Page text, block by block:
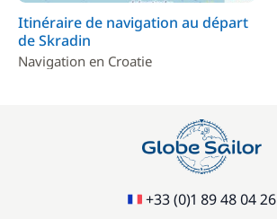
Itinéraire de navigation au départ
de Skradin
Navigation en Croatie
+33 (0)1 89 48 04 26